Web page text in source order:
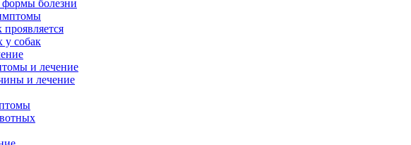
болезни
у собак
и лечение
и лечение